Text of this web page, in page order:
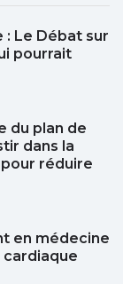
: Le Débat sur
pourrait
du plan de
dans la
réduire
en médecine